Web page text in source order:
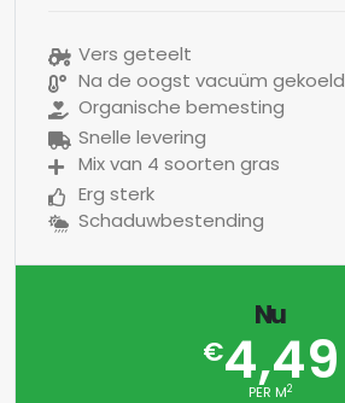
Vers geteelt
Na de oogst vacuüm gekoeld
Organische bemesting
Snelle levering
Mix van 4 soorten gras
Erg sterk
Schaduwbestending
Nu
€4,49
PER M2